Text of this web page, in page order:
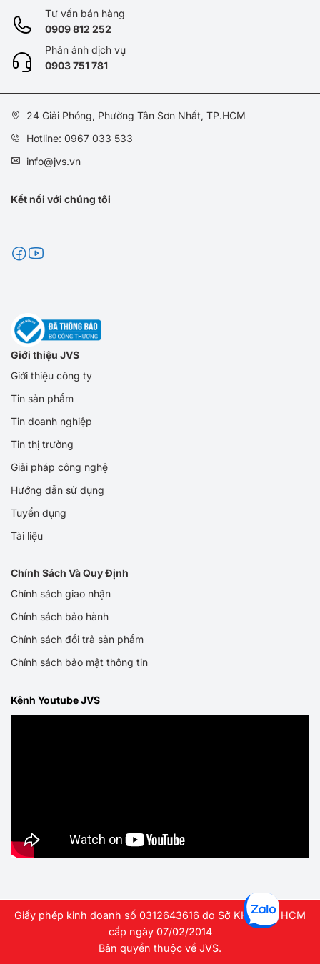
Tư vấn bán hàng
0909 812 252
Phản ánh dịch vụ
0903 751 781
24 Giải Phóng, Phường Tân Sơn Nhất, TP.HCM
Hotline: 0967 033 533
info@jvs.vn
Kết nối với chúng tôi
Giới thiệu JVS
Giới thiệu công ty
Tin sản phẩm
Tin doanh nghiệp
Tin thị trường
Giải pháp công nghệ
Hướng dẫn sử dụng
Tuyển dụng
Tài liệu
Chính Sách Và Quy Định
Chính sách giao nhận
Chính sách bảo hành
Chính sách đổi trả sản phẩm
Chính sách bảo mật thông tin
Kênh Youtube JVS
Giấy phép kinh doanh số 0312643616 do Sở KHDT TP HCM
cấp ngày 07/02/2014
Bản quyền thuộc về JVS.